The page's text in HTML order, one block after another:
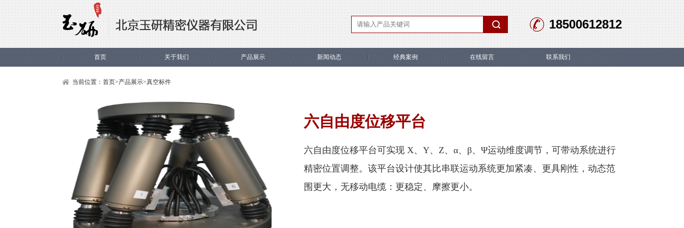
18500612812
首页 关于我们 产品展示 新闻动态 经典案例 在线留言 联系我们
当前位置： 首页>产品展示>真空标件
六自由度位移平台
六自由度位移平台可实现 X、Y、Z、α、β、Ψ运动维度调节，可带动系统进行
精密位置调整。该平台设计使其比串联运动系统更加紧凑、更具刚性，动态范
围更大，无移动电缆：更稳定、摩擦更小。